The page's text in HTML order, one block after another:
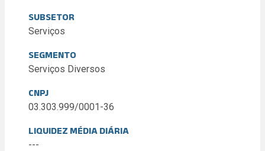
SUBSETOR
Serviços
SEGMENTO
Serviços Diversos
CNPJ
03.303.999/0001-36
LIQUIDEZ MÉDIA DIÁRIA
---